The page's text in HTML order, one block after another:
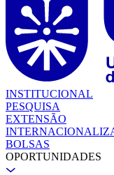
INSTITUCIONAL
PESQUISA
EXTENSÃO
BOLSAS
OPORTUNIDADES